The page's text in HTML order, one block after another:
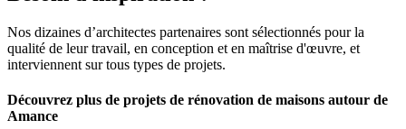
Nos dizaines d’architectes partenaires sont sélectionnés pour la
qualité de leur travail, en conception et en maîtrise d'œuvre, et
interviennent sur tous types de projets.
Découvrez plus de projets de rénovation de maisons autour de
Amance